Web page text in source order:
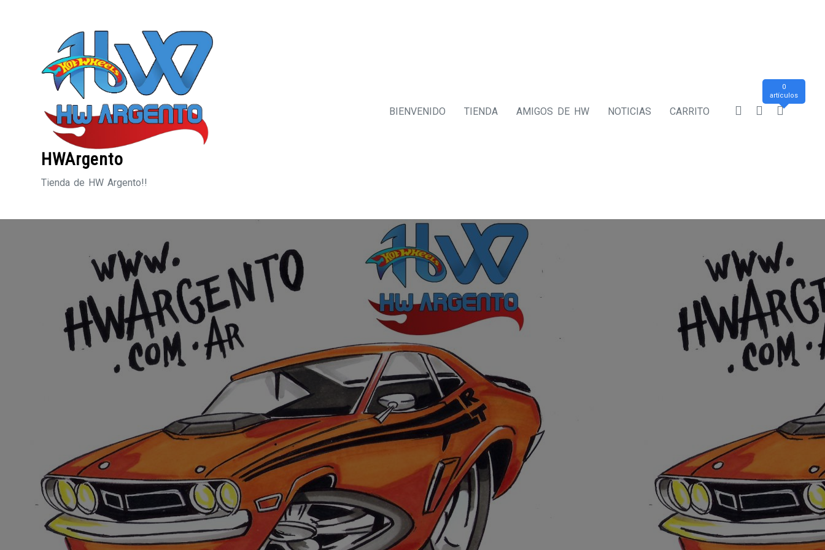
HWArgento
Tienda de HW Argento!!
BIENVENIDO TIENDA AMIGOS DE HW NOTICIAS CARRITO
0
artículos